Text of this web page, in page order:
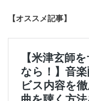
【オススメ記事】